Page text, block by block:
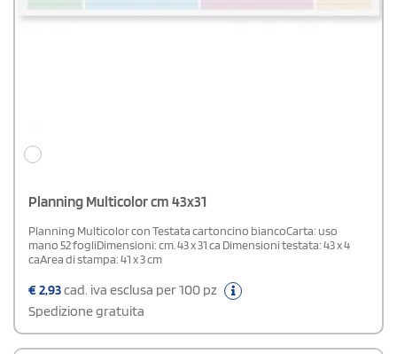
Planning Multicolor cm 43x31
Planning Multicolor con Testata cartoncino biancoCarta: uso
mano 52 fogliDimensioni: cm. 43 x 31 ca Dimensioni testata: 43 x 4
caArea di stampa: 41 x 3 cm
€2,93cad. iva esclusa per 100 pz
Spedizione gratuita